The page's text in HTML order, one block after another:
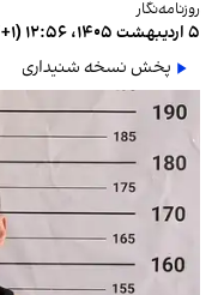
روزنامه‌نگار
۵ اردیبهشت ۱۴۰۵، ۱۲:۵۶ (‎+۱ گرینویچ)
پخش نسخه شنیداری